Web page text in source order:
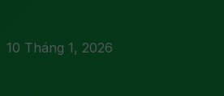
10 Tháng 1, 2026